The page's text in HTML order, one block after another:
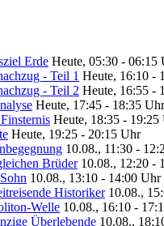
Erde Heute, 05:30 - 06:15
- Teil 1 Heute, 16:10 -
- Teil 2 Heute, 16:55 -
Heute, 17:45 - 18:35 Uhr
Heute, 18:35 - 19:25
Heute, 19:25 - 20:15 Uhr
10.08., 11:30 -
Brüder 10.08., 12:20 -
10.08., 13:10 - 14:00 Uhr
Historiker 10.08.,
Welle 10.08., 16:10 -
Überlebende 10.08.,